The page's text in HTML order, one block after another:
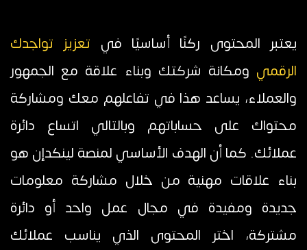
يعتبر المحتوى ركنًا أساسيًا في تعزيز تواجدك
الرقمي ومكانة شركتك وبناء علاقة مع الجمهور
والعملاء، يساعد هذا في تفاعلهم معك ومشاركة
محتواك على حساباتهم وبالتالي اتساع دائرة
عملائك. كما أن الهدف الأساسي لمنصة لينكدإن هو
بناء علاقات مهنية من خلال مشاركة معلومات
جديدة ومفيدة في مجال عمل واحد أو دائرة
مشتركة، اختر المحتوى الذي يناسب عملائك